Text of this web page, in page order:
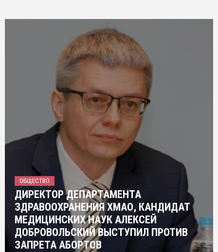
ОБЩЕСТВО
ДИРЕКТОР ДЕПАРТАМЕНТА
ЗДРАВООХРАНЕНИЯ ХМАО, КАНДИДАТ
МЕДИЦИНСКИХ НАУК АЛЕКСЕЙ
ДОБРОВОЛЬСКИЙ ВЫСТУПИЛ ПРОТИВ
ЗАПРЕТА АБОРТОВ